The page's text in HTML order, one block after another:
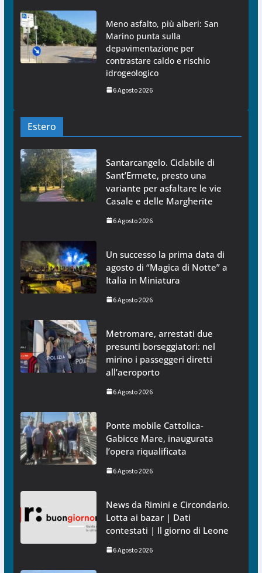
Meno asfalto, più alberi: San
Marino punta sulla
depavimentazione per
contrastare caldo e rischio
idrogeologico
6 Agosto 2026
Estero
Santarcangelo. Ciclabile di
Sant’Ermete, presto una
variante per asfaltare le vie
Casale e delle Margherite
6 Agosto 2026
Un successo la prima data di
agosto di “Magica di Notte” a
Italia in Miniatura
6 Agosto 2026
Metromare, arrestati due
presunti borseggiatori: nel
mirino i passeggeri diretti
all’aeroporto
6 Agosto 2026
Ponte mobile Cattolica-
Gabicce Mare, inaugurata
l’opera riqualificata
6 Agosto 2026
News da Rimini e Circondario.
Lotta ai bazar | Dati
contestati | Il giorno di Leone
6 Agosto 2026